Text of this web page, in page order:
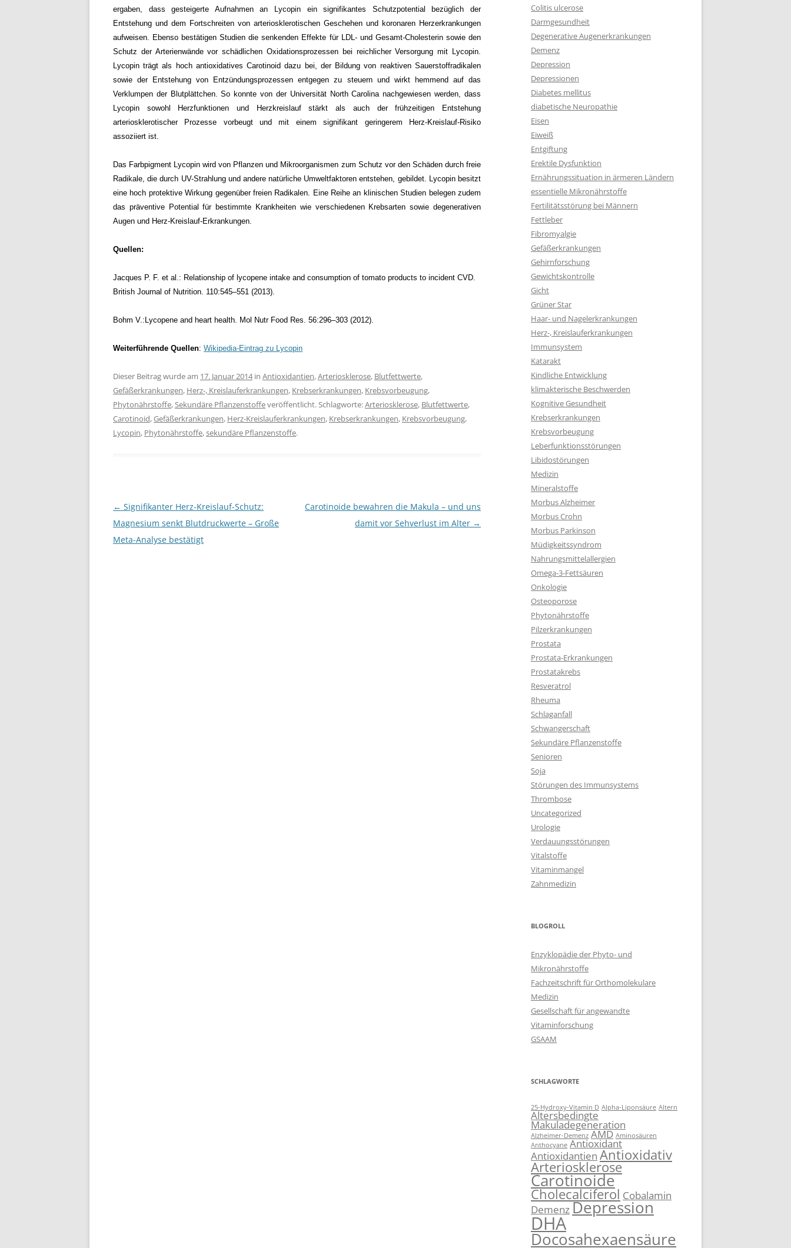
ergaben, dass gesteigerte Aufnahmen an Lycopin ein signifikantes Schutzpotential bezüglich der
Entstehung und dem Fortschreiten von arteriosklerotischen Geschehen und koronaren Herzerkrankungen
aufweisen. Ebenso bestätigen Studien die senkenden Effekte für LDL- und Gesamt-Cholesterin sowie den
Schutz der Arterienwände vor schädlichen Oxidationsprozessen bei reichlicher Versorgung mit Lycopin.
Lycopin trägt als hoch antioxidatives Carotinoid dazu bei, der Bildung von reaktiven Sauerstoffradikalen
sowie der Entstehung von Entzündungsprozessen entgegen zu steuern und wirkt hemmend auf das
Verklumpen der Blutplättchen. So konnte von der Universität North Carolina nachgewiesen werden, dass
Lycopin sowohl Herzfunktionen und Herzkreislauf stärkt als auch der frühzeitigen Entstehung
arteriosklerotischer Prozesse vorbeugt und mit einem signifikant geringerem Herz-Kreislauf-Risiko
assoziiert ist.
Das Farbpigment Lycopin wird von Pflanzen und Mikroorganismen zum Schutz vor den Schäden durch freie
Radikale, die durch UV-Strahlung und andere natürliche Umweltfaktoren entstehen, gebildet. Lycopin besitzt
eine hoch protektive Wirkung gegenüber freien Radikalen. Eine Reihe an klinischen Studien belegen zudem
das präventive Potential für bestimmte Krankheiten wie verschiedenen Krebsarten sowie degenerativen
Augen und Herz-Kreislauf-Erkrankungen.
Quellen:
Jacques P. F. et al.: Relationship of lycopene intake and consumption of tomato products to incident CVD.
British Journal of Nutrition. 110:545–551 (2013).
Bohm V.:Lycopene and heart health. Mol Nutr Food Res. 56:296–303 (2012).
Weiterführende Quellen: Wikipedia-Eintrag zu Lycopin
Dieser Beitrag wurde am 17. Januar 2014in Antioxidantien,Arteriosklerose, Blutfettwerte,
Gefäßerkrankungen, Herz-, Kreislauferkrankungen, Krebserkrankungen, Krebsvorbeugung,
Phytonährstoffe,Sekundäre Pflanzenstoffeveröffentlicht. Schlagworte:Arteriosklerose, Blutfettwerte,
Carotinoid,Gefäßerkrankungen, Herz-Kreislauferkrankungen, Krebserkrankungen, Krebsvorbeugung,
Lycopin, Phytonährstoffe,sekundäre Pflanzenstoffe.
Beitragsnavigation
← Signifikanter Herz-Kreislauf-Schutz:
Magnesium senkt Blutdruckwerte – Große
Meta-Analyse bestätigt
Carotinoide bewahren die Makula – und uns
damit vor Sehverlust im Alter →
Colitis ulcerose
Darmgesundheit
Degenerative Augenerkrankungen
Demenz
Depression
Depressionen
Diabetes mellitus
diabetische Neuropathie
Eisen
Eiweiß
Entgiftung
Erektile Dysfunktion
Ernährungssituation in ärmeren Ländern
essentielle Mikronährstoffe
Fertilitätsstörung bei Männern
Fettleber
Fibromyalgie
Gefäßerkrankungen
Gehirnforschung
Gewichtskontrolle
Gicht
Grüner Star
Haar- und Nagelerkrankungen
Herz-, Kreislauferkrankungen
Immunsystem
Katarakt
Kindliche Entwicklung
klimakterische Beschwerden
Kognitive Gesundheit
Krebserkrankungen
Krebsvorbeugung
Leberfunktionsstörungen
Libidostörungen
Medizin
Mineralstoffe
Morbus Alzheimer
Morbus Crohn
Morbus Parkinson
Müdigkeitssyndrom
Nahrungsmittelallergien
Omega-3-Fettsäuren
Onkologie
Osteoporose
Phytonährstoffe
Pilzerkrankungen
Prostata
Prostata-Erkrankungen
Prostatakrebs
Resveratrol
Rheuma
Schlaganfall
Schwangerschaft
Sekundäre Pflanzenstoffe
Senioren
Soja
Störungen des Immunsystems
Thrombose
Uncategorized
Urologie
Verdauungsstörungen
Vitalstoffe
Vitaminmangel
Zahnmedizin
BLOGROLL
Enzyklopädie der Phyto- und
Mikronährstoffe
Fachzeitschrift für Orthomolekulare
Medizin
Gesellschaft für angewandte
Vitaminforschung
GSAAM
SCHLAGWORTE
25-Hydroxy-Vitamin D Alpha-Liponsäure Altern
Altersbedingte
Makuladegeneration
Alzheimer-Demenz AMD Aminosäuren
Anthocyane Antioxidant
Antioxidantien Antioxidativ
Arteriosklerose
Carotinoide
Cholecalciferol Cobalamin
DemenzDepression
DHA
Docosahexaensäure